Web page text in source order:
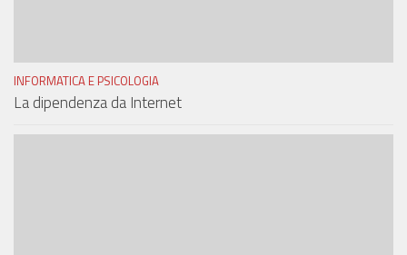
INFORMATICA E PSICOLOGIA
La dipendenza da Internet